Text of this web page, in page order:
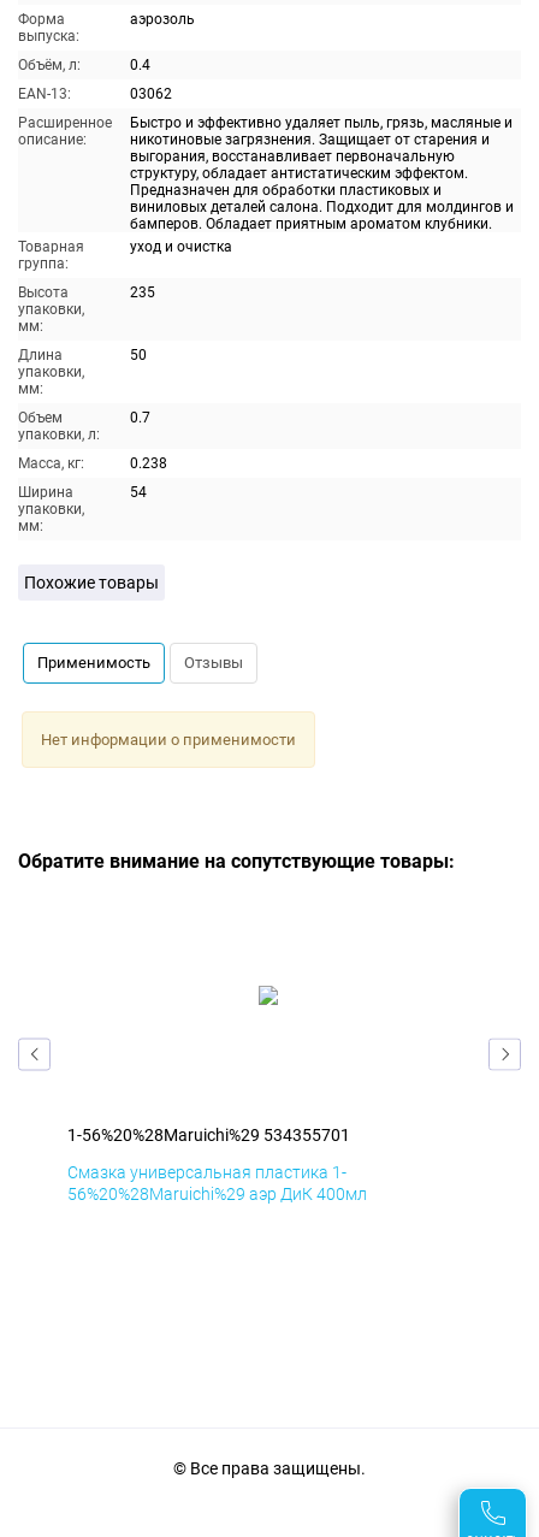
Форма
выпуска:
аэрозоль
Объём, л:
0.4
EAN-13:
03062
Расширенное
описание:
Быстро и эффективно удаляет пыль, грязь, масляные и
никотиновые загрязнения. Защищает от старения и
выгорания, восстанавливает первоначальную
структуру, обладает антистатическим эффектом.
Предназначен для обработки пластиковых и
виниловых деталей салона. Подходит для молдингов и
бамперов. Обладает приятным ароматом клубники.
Товарная
группа:
уход и очистка
Высота
упаковки,
мм:
235
Длина
упаковки,
мм:
50
Объем
упаковки, л:
0.7
Масса, кг:
0.238
Ширина
упаковки,
мм:
54
Похожие товары
Применимость Отзывы
Нет информации о применимости
Обратите внимание на сопутствующие товары:
1-56%20%28Maruichi%29 534355701
Смазка универсальная пластика 1-
56%20%28Maruichi%29 аэр ДиК 400мл
© Все права защищены.